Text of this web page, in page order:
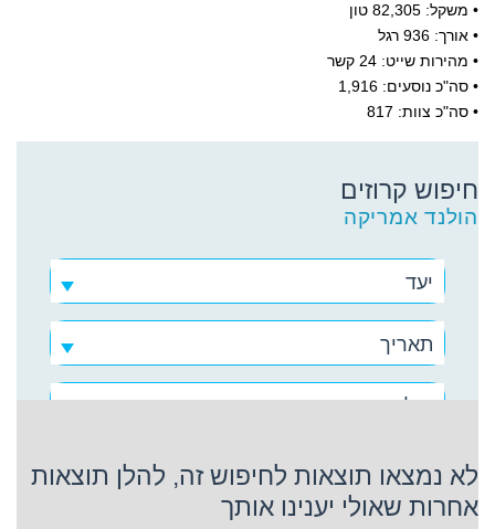
• משקל: 82,305 טון
• אורך: 936 רגל
• מהירות שייט: 24 קשר
• סה"כ נוסעים: 1,916
• סה"כ צוות: 817
חיפוש קרוזים
הולנד אמריקה
יעד
תאריך
הולנד אמריקה
לא נמצאו תוצאות לחיפוש זה, להלן תוצאות
אחרות שאולי יענינו אותך